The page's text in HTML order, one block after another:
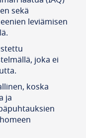
sekä
leviämisen
joka ei
koska
ja